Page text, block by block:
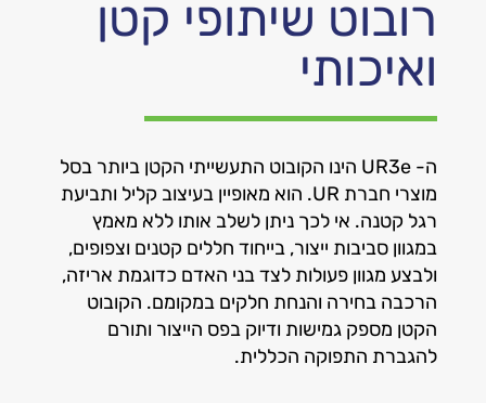
רובוט שיתופי קטן
ואיכותי
ה- UR3e הינו הקובוט התעשייתי הקטן ביותר בסל
מוצרי חברת UR. הוא מאופיין בעיצוב קליל ותביעת
רגל קטנה. אי לכך ניתן לשלב אותו ללא מאמץ
במגוון סביבות ייצור, בייחוד חללים קטנים וצפופים,
ולבצע מגוון פעולות לצד בני האדם כדוגמת אריזה,
הרכבה בחירה והנחת חלקים במקומם. הקובוט
הקטן מספק גמישות ודיוק בפס הייצור ותורם
להגברת התפוקה הכללית.